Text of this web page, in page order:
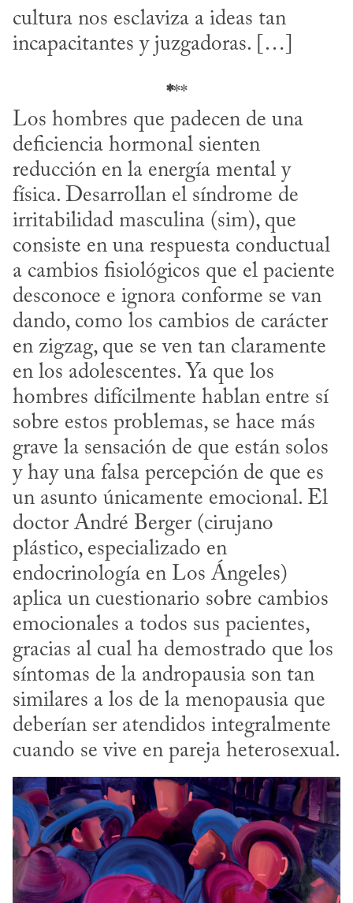
cultura nos esclaviza a ideas tan
incapacitantes y juzgadoras. […]
***
Los hombres que padecen de una
deficiencia hormonal sienten
reducción en la energía mental y
física. Desarrollan el síndrome de
irritabilidad masculina (sim), que
consiste en una respuesta conductual
a cambios fisiológicos que el paciente
desconoce e ignora conforme se van
dando, como los cambios de carácter
en zigzag, que se ven tan claramente
en los adolescentes. Ya que los
hombres difícilmente hablan entre sí
sobre estos problemas, se hace más
grave la sensación de que están solos
y hay una falsa percepción de que es
un asunto únicamente emocional. El
doctor André Berger (cirujano
plástico, especializado en
endocrinología en Los Ángeles)
aplica un cuestionario sobre cambios
emocionales a todos sus pacientes,
gracias al cual ha demostrado que los
síntomas de la andropausia son tan
similares a los de la menopausia que
deberían ser atendidos integralmente
cuando se vive en pareja heterosexual.